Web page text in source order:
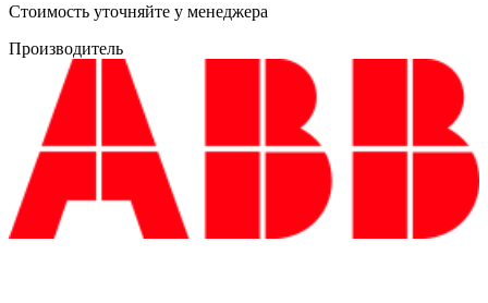
Cтоимость уточняйте у менеджера
Производитель